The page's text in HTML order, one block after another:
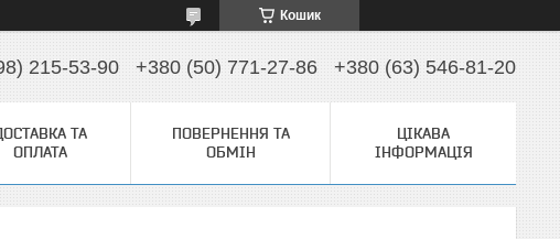
Кошик
215-53-90 +380 (50) 771-27-86 +380 (63) 546-81-20
ТА
ОПЛАТА
ПОВЕРНЕННЯ ТА
ОБМІН
ЦІКАВА
ІНФОРМАЦІЯ